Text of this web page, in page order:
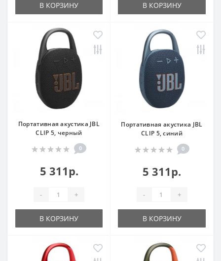
В КОРЗИНУ В КОРЗИНУ
Портативная акустика JBL
CLIP 5, черный
0
5 311р.
- +
В КОРЗИНУ
Портативная акустика JBL
CLIP 5, синий
0
5 311р.
- +
В КОРЗИНУ